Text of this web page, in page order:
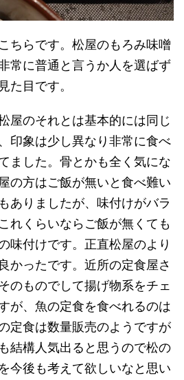
ちらです。松屋のもろみ味噌
常に普通と言うか人を選ばず
た目です。
屋のそれとは基本的には同じ
印象は少し異なり非常に食べ
ました。骨とかも全く気にな
の方はご飯が無いと食べ難い
ありましたが、味付けがバラ
れくらいならご飯が無くても
味付けです。正直松屋のより
かったです。近所の定食屋さ
のものでして揚げ物系をチェ
が、魚の定食を食べれるのは
定食は数量販売のようですが
結構人気出ると思うので松の
今後も考えて欲しいなと思い